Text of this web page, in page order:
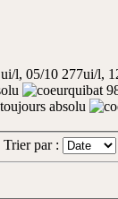
l, 05/10 277ui/l,
absolu
Trier par :